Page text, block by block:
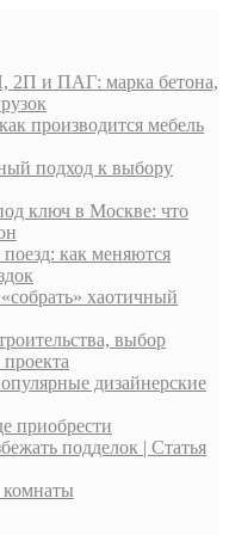
2П и ПАГ: марка бетона,
производится мебель
подход к выбору
ключ в Москве: что
как меняются
хаотичный
выбор
дизайнерские
приобрести
подделок | Статья
комнаты